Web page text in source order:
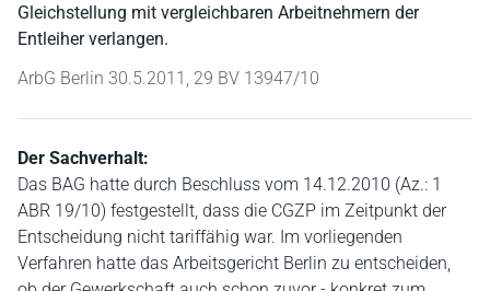
Gleichstellung mit vergleichbaren Arbeitnehmern der
Entleiher verlangen.
ArbG Berlin 30.5.2011, 29 BV 13947/10
Der Sachverhalt:
Das BAG hatte durch Beschluss vom 14.12.2010 (Az.: 1
ABR 19/10) festgestellt, dass die CGZP im Zeitpunkt der
Entscheidung nicht tariffähig war. Im vorliegenden
Verfahren hatte das Arbeitsgericht Berlin zu entscheiden,